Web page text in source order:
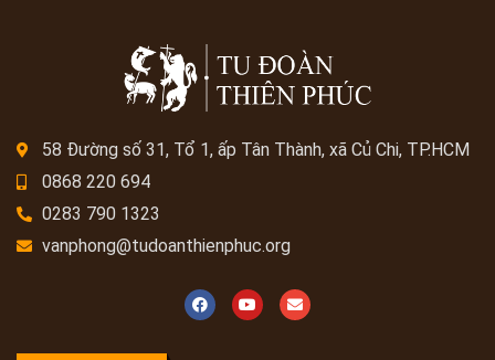
58 Đường số 31, Tổ 1, ấp Tân Thành, xã Củ Chi, TP.HCM
0868 220 694
0283 790 1323
vanphong@tudoanthienphuc.org